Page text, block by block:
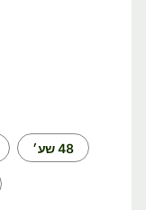
48 שע׳